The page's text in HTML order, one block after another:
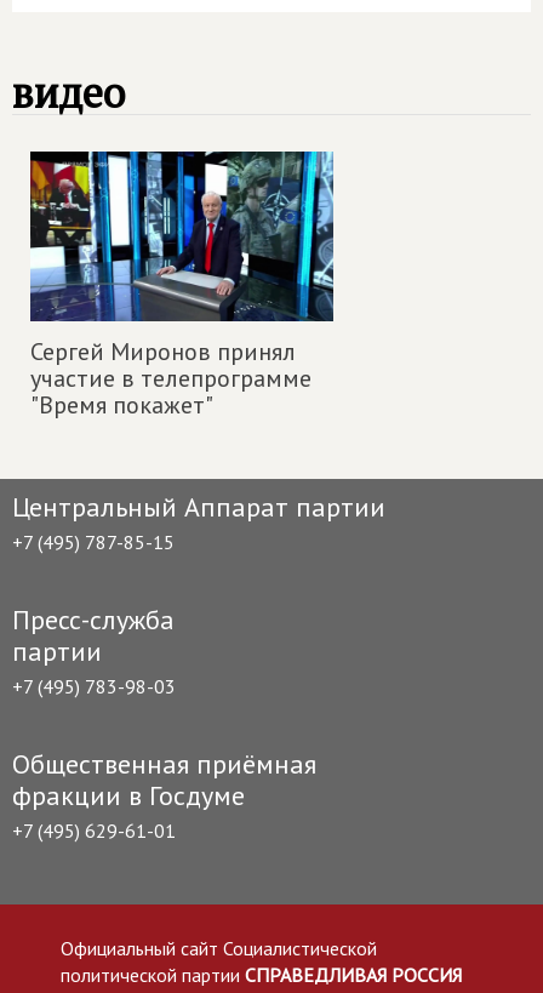
видео
Сергей Миронов принял
участие в телепрограмме
"Время покажет"
Центральный Аппарат партии
+7 (495) 787-85-15
Пресс-служба
партии
+7 (495) 783-98-03
Общественная приёмная
фракции в Госдуме
+7 (495) 629-61-01
Официальный сайт Социалистической
политической партии СПРАВЕДЛИВАЯ РОССИЯ